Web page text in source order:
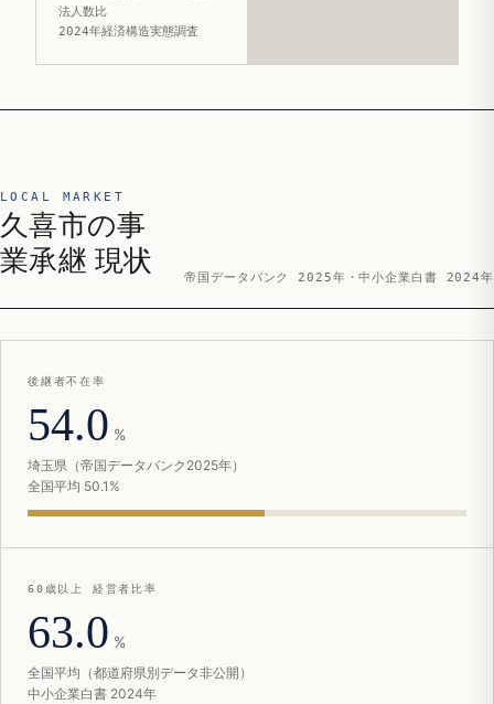
法人数比
2024年経済構造実態調査
LOCAL MARKET
久喜市の事
業承継 現状
帝国データバンク 2025年・中小企業白書 2024年
後継者不在率
54.0 %
埼玉県（帝国データバンク2025年）
全国平均 50.1%
60歳以上 経営者比率
63.0 %
全国平均（都道府県別データ非公開）
中小企業白書 2024年